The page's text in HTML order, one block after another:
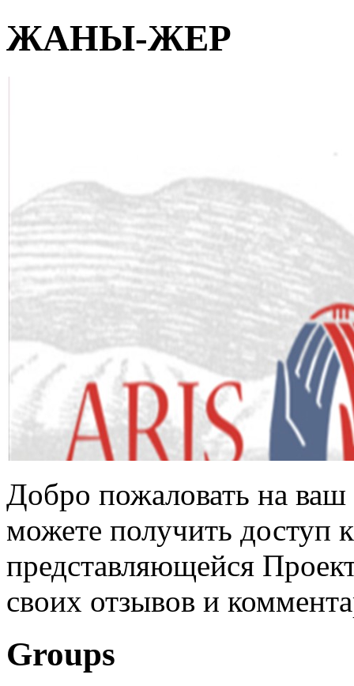
ЖАНЫ-ЖЕР
Добро пожаловать на
можете получить доступ
представляющейся
своих отзывов и
Groups